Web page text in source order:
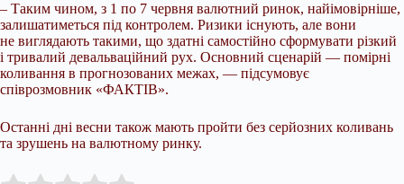
– Таким чином, з 1 по 7 червня валютний ринок, найімовірніше,
залишатиметься під контролем. Ризики існують, але вони
не виглядають такими, що здатні самостійно сформувати різкий
і тривалий девальваційний рух. Основний сценарій — помірні
коливання в прогнозованих межах, — підсумовує
співрозмовник «ФАКТІВ».
Останні дні весни також мають пройти без серйозних коливань
та зрушень на валютному ринку.